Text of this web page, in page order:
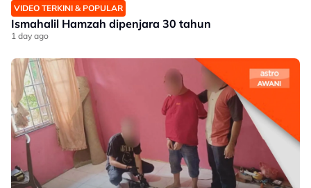
VIDEO TERKINI & POPULAR
Ismahalil Hamzah dipenjara 30 tahun
1 day ago